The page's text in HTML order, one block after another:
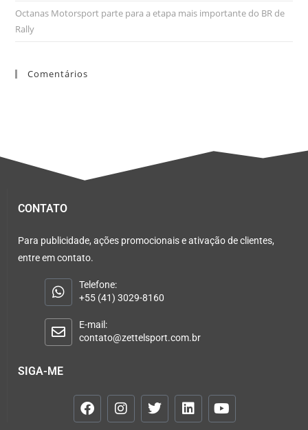
Octanas Motorsport parte para a etapa mais importante do BR de
Rally
Comentários
CONTATO
Para publicidade, ações promocionais e ativação de clientes,
entre em contato.
Telefone:
+55 (41) 3029-8160
E-mail:
contato@zettelsport.com.br
SIGA-ME